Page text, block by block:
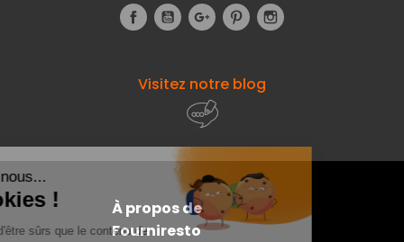
FacebookYouTubeGoogle+Pinterest
Visitez notre blog
À propos de
Fourniresto